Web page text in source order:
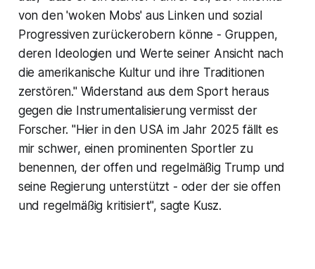
von den 'woken Mobs' aus Linken und sozial
Progressiven zurückerobern könne - Gruppen,
deren Ideologien und Werte seiner Ansicht nach
die amerikanische Kultur und ihre Traditionen
zerstören." Widerstand aus dem Sport heraus
gegen die Instrumentalisierung vermisst der
Forscher. "Hier in den USA im Jahr 2025 fällt es
mir schwer, einen prominenten Sportler zu
benennen, der offen und regelmäßig Trump und
seine Regierung unterstützt - oder der sie offen
und regelmäßig kritisiert", sagte Kusz.